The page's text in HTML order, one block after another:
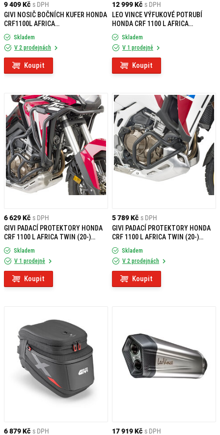
9 409 Kč s DPH
GIVI NOSIČ BOČNÍCH KUFER HONDA
CRF1100L AFRICA
TWIN/ADVENTURE SPORTS (20-23)
PLOS1178CAM
Skladem
V 2 prodejnách
Koupit
12 999 Kč s DPH
LEO VINCE VÝFUKOVÉ POTRUBÍ
HONDA CRF 1100 L AFRICA
TWIN/ADVENTURE SPORT/DCT
(2020 - 2023)
Skladem
V 1 prodejně
Koupit
6 629 Kč s DPH
GIVI PADACÍ PROTEKTORY HONDA
CRF 1100 L AFRICA TWIN (20-)
TNH1179
Skladem
V 1 prodejně
Koupit
5 789 Kč s DPH
GIVI PADACÍ PROTEKTORY HONDA
CRF 1100 L AFRICA TWIN (20-)
TN1178
Skladem
V 2 prodejnách
Koupit
6 879 Kč s DPH 17 919 Kč s DPH